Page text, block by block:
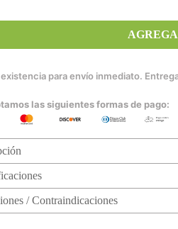
para envío inmediato.
las siguientes formas de pago:
/ Contraindicaciones